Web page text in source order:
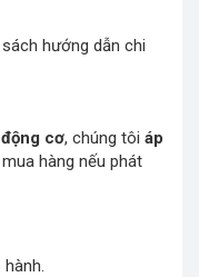
hướng dẫn chi
động cơ, chúng tôi áp
mua hàng nếu phát